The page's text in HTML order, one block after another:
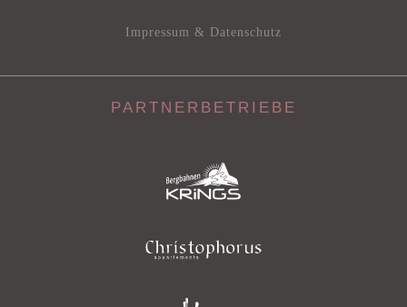
Impressum & Datenschutz
PARTNERBETRIEBE